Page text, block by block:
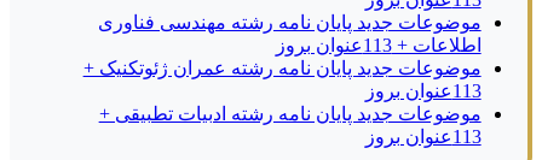
موضوعات جدید پایان نامه رشته مهندسی فناوری
اطلاعات + 113عنوان بروز
موضوعات جدید پایان نامه رشته عمران ژئوتکنیک +
113عنوان بروز
موضوعات جدید پایان نامه رشته ادبیات تطبیقی +
113عنوان بروز